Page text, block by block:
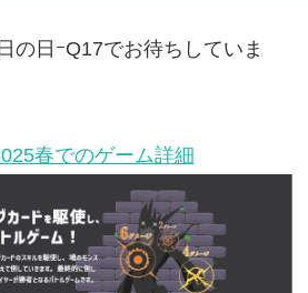
の日ｰQ17でお待ちしていま
春でのゲーム詳細